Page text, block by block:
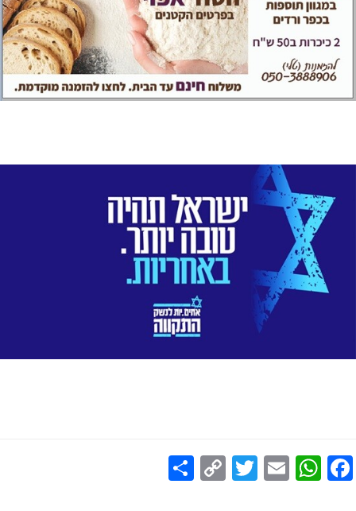
Facebook
WhatsApp
Email
Twitter
Copy
Link
Share
תאונה מרובעת על כביש 8833, סמוך למחצבת יחיעם: שני
אוטובוסים ללא נוסעים ושתי מכוניות פרטיות.